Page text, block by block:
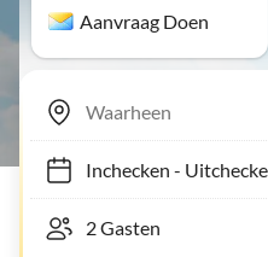
Aanvraag Doen
Inchecken- Uitchecken